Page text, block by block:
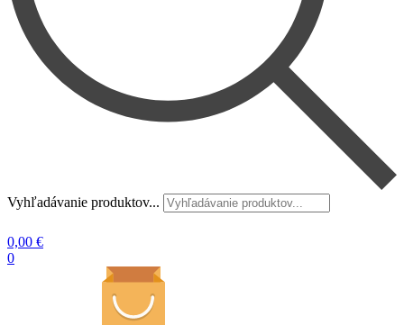
Vyhľadávanie produktov...
0,00 €
0